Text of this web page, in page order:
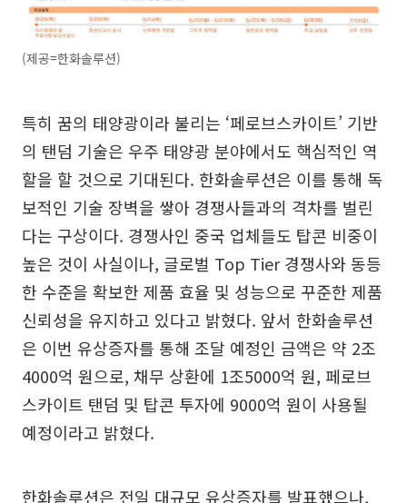
(제공=한화솔루션)
특히 꿈의 태양광이라 불리는 ‘페로브스카이트’ 기반
의 탠덤 기술은 우주 태양광 분야에서도 핵심적인 역
할을 할 것으로 기대된다. 한화솔루션은 이를 통해 독
보적인 기술 장벽을 쌓아 경쟁사들과의 격차를 벌린
다는 구상이다. 경쟁사인 중국 업체들도 탑콘 비중이
높은 것이 사실이나, 글로벌 Top Tier 경쟁사와 동등
한 수준을 확보한 제품 효율 및 성능으로 꾸준한 제품
신뢰성을 유지하고 있다고 밝혔다. 앞서 한화솔루션
은 이번 유상증자를 통해 조달 예정인 금액은 약 2조
4000억 원으로, 채무 상환에 1조5000억 원, 페로브
스카이트 탠덤 및 탑콘 투자에 9000억 원이 사용될
예정이라고 밝혔다.
한화솔루션은 전일 대규모 유상증자를 발표했으나,